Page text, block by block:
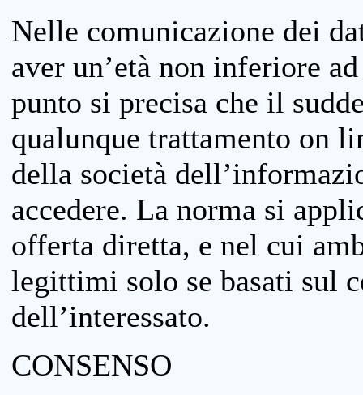
Nelle comunicazione dei
aver un’età non inferiore
punto si precisa che il
qualunque trattamento on
della società
accedere. La norma si
offerta diretta, e nel cui
legittimi solo se basati sul
dell’interessato.
CONSENSO